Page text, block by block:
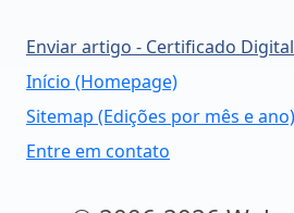
Enviar artigo - Certificado
Início (Homepage)
Sitemap (Edições por mês e ano)
Entre em contato